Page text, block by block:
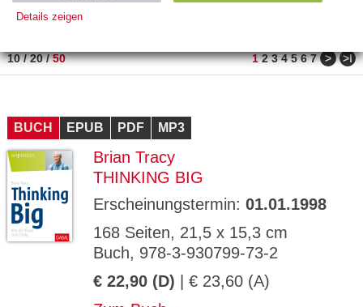
PREIS
10/20/50 1 2 3 4 5 6 7 > >ǀ
BUCH EPUB PDF MP3
Brian Tracy
THINKING BIG
Erscheinungstermin: 01.01.1998
168 Seiten, 21,5 x 15,3 cm
Buch, 978-3-930799-73-2
€ 22,90 (D) | € 23,60 (A)
Details zeigen
Name Zweck
Ty
ESSION
_ID
verlag.
de
Session verwendet
GV_CO
OKIES
gabal-
verlag.
Speichert den Zustimmungsstatus des
Benutzers für Cookies auf der aktuellen
Domäne.